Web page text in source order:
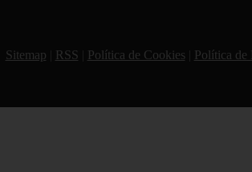
Sitemap
RSS Política de Cookies Política de